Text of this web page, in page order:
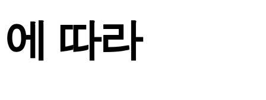
에 따라